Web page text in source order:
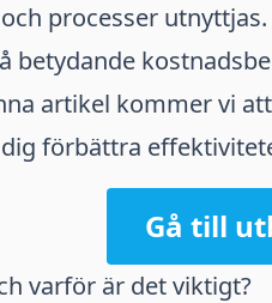
processer
betydande
artikel kommer vi
förbättra
Gå till
varför är det viktigt?